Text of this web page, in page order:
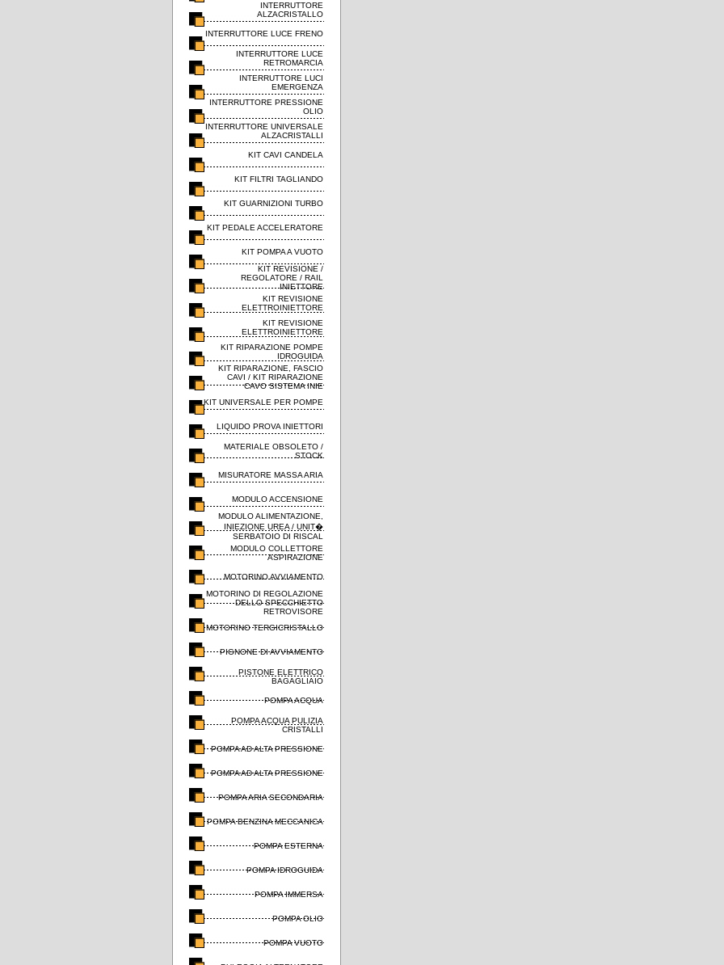
INTERRUTTORE
ALZACRISTALLO
INTERRUTTORE LUCE FRENO
INTERRUTTORE LUCE
RETROMARCIA
INTERRUTTORE LUCI
EMERGENZA
INTERRUTTORE PRESSIONE
OLIO
INTERRUTTORE UNIVERSALE
ALZACRISTALLI
KIT CAVI CANDELA
KIT FILTRI TAGLIANDO
KIT GUARNIZIONI TURBO
KIT PEDALE ACCELERATORE
KIT POMPA A VUOTO
KIT REVISIONE /
REGOLATORE / RAIL
INIETTORE
KIT REVISIONE
ELETTROINIETTORE
KIT REVISIONE
ELETTROINIETTORE
KIT RIPARAZIONE POMPE
IDROGUIDA
KIT RIPARAZIONE, FASCIO
CAVI / KIT RIPARAZIONE
CAVO SISTEMA INIE
KIT UNIVERSALE PER POMPE
LIQUIDO PROVA INIETTORI
MATERIALE OBSOLETO /
STOCK
MISURATORE MASSA ARIA
MODULO ACCENSIONE
MODULO ALIMENTAZIONE,
INIEZIONE UREA / UNIT�
SERBATOIO DI RISCAL
MODULO COLLETTORE
ASPIRAZIONE
MOTORINO AVVIAMENTO
MOTORINO DI REGOLAZIONE
DELLO SPECCHIETTO
RETROVISORE
MOTORINO TERGICRISTALLO
PIGNONE DI AVVIAMENTO
PISTONE ELETTRICO
BAGAGLIAIO
POMPA ACQUA
POMPA ACQUA PULIZIA
CRISTALLI
POMPA AD ALTA PRESSIONE
POMPA AD ALTA PRESSIONE
POMPA ARIA SECONDARIA
POMPA BENZINA MECCANICA
POMPA ESTERNA
POMPA IDROGUIDA
POMPA IMMERSA
POMPA OLIO
POMPA VUOTO